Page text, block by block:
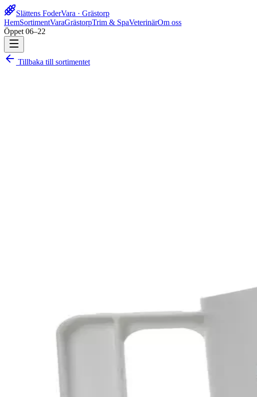
Slättens FoderVara · Grästorp
HemSortimentVaraGrästorpTrim & SpaVeterinärOm oss
Öppet 06–22
Tillbaka till sortimentet